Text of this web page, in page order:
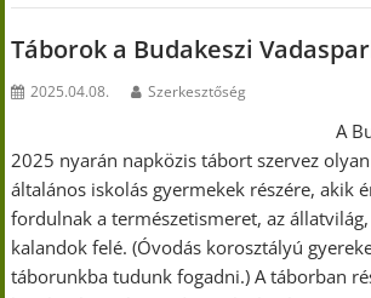
Táborok a Budakeszi
2025.04.08. Szerkesztőség
A
2025 nyarán napközis tábort szervez
általános iskolás gyermekek részére, akik
fordulnak a természetismeret, az állatvilág,
kalandok felé. (Óvodás korosztályú
táborunkba tudunk fogadni.) A táborban